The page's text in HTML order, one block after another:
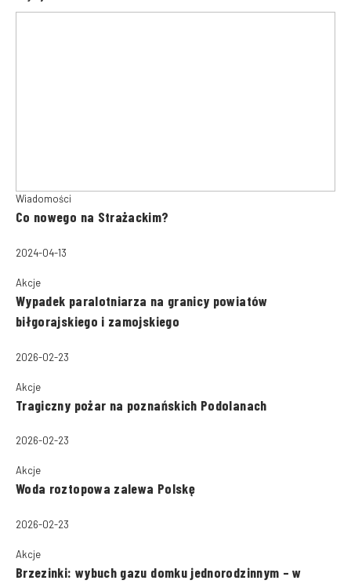
Wiadomości
Co nowego na Strażackim?
2024-04-13
Akcje
Wypadek paralotniarza na granicy powiatów
biłgorajskiego i zamojskiego
2026-02-23
Akcje
Tragiczny pożar na poznańskich Podolanach
2026-02-23
Akcje
Woda roztopowa zalewa Polskę
2026-02-23
Akcje
Brzezinki: wybuch gazu domku jednorodzinnym – w